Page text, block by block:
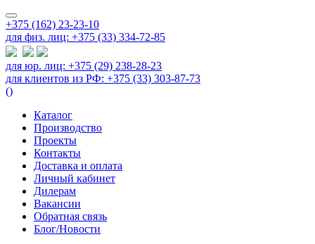
+375 (162) 23-23-10
для физ. лиц: +375 (33) 334-72-85
для юр. лиц: +375 (29) 238-28-23
для клиентов из РФ: +375 (33) 303-87-73
()
Каталог
Производство
Проекты
Контакты
Доставка и оплата
Личный кабинет
Дилерам
Вакансии
Обратная связь
Блог/Новости